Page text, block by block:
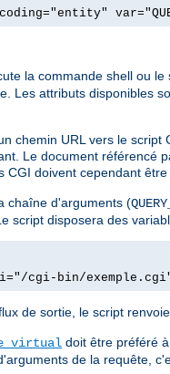
la commande shell ou
Les attributs disponibles
chemin URL vers le
Le document référencé
CGI doivent cependant
chaîne d'arguments (
script disposera des
cgi-bin/
de sortie, le script
virtual doit être préféré à
de la requête,